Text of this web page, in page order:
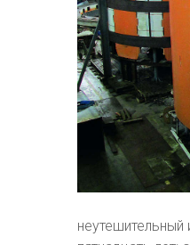
неутешительный